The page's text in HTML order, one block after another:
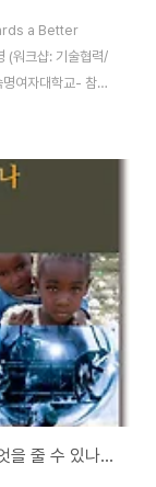
a Better
(워크샵: 기술협력/
여자대학교- 참
신청하세요! >
청 가능
<『유네스코 공학보고서』 공학은 인류에게 무엇을 줄 수 있나> 발간 소식을 전해드립니다.